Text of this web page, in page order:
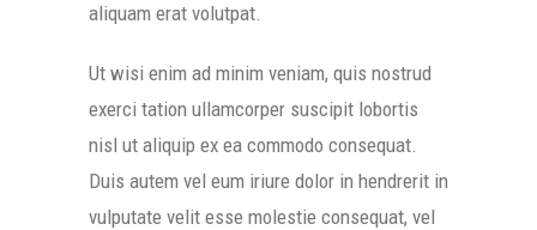
aliquam erat volutpat.
Ut wisi enim ad minim veniam, quis nostrud
exerci tation ullamcorper suscipit lobortis
nisl ut aliquip ex ea commodo consequat.
Duis autem vel eum iriure dolor in hendrerit in
vulputate velit esse molestie consequat, vel